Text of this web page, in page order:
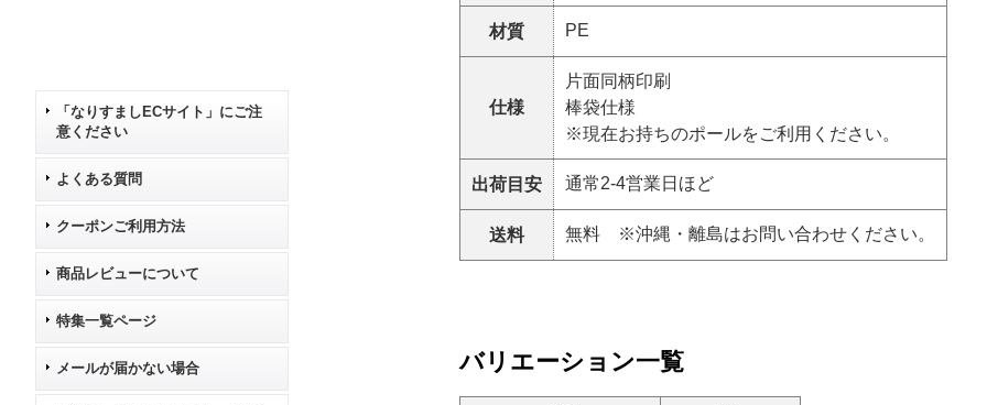
「なりすましECサイト」にご注
意ください
よくある質問
クーポンご利用方法
商品レビューについて
特集一覧ページ
メールが届かない場合
材質 PE
仕様
片面同柄印刷
棒袋仕様
※現在お持ちのポールをご利用ください。
出荷目安 通常2-4営業日ほど
送料 無料 ※沖縄・離島はお問い合わせください。
バリエーション一覧